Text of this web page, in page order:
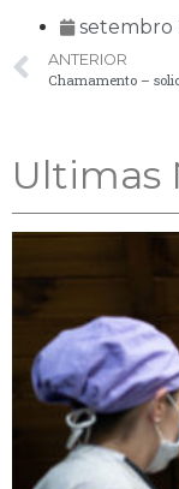
setembro
ANTERIOR
Ultimas